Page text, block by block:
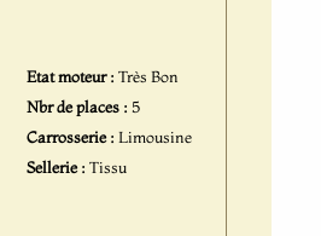
Etat moteur :Très Bon
Nbr de places : 5
Carrosserie :Limousine
Sellerie :Tissu